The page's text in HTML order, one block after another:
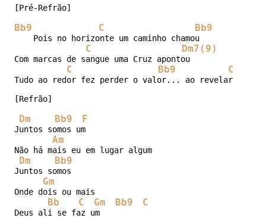
[Pré-Refrão]
Bb9 C Bb9
    Pois no horizonte um caminho chamou
C Dm7(9)
Com marcas de sangue uma Cruz apontou
C Bb9 C
Tudo ao redor fez perder o valor... ao revelar o
[Refrão]
Dm Bb9 F
Juntos somos um
Am
Não há mais eu em lugar algum
Dm Bb9
Juntos somos
Gm
Onde dois ou mais
Bb C Gm Bb9 C
Deus ali se faz um